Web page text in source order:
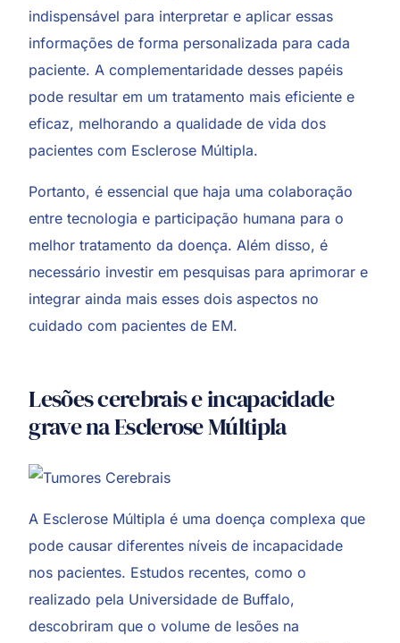
indispensável para interpretar e aplicar essas
informações de forma personalizada para cada
paciente. A complementaridade desses papéis
pode resultar em um tratamento mais eficiente e
eficaz, melhorando a qualidade de vida dos
pacientes com Esclerose Múltipla.
Portanto, é essencial que haja uma colaboração
entre tecnologia e participação humana para o
melhor tratamento da doença. Além disso, é
necessário investir em pesquisas para aprimorar e
integrar ainda mais esses dois aspectos no
cuidado com pacientes de EM.
Lesões cerebrais e incapacidade
grave na Esclerose Múltipla
A Esclerose Múltipla é uma doença complexa que
pode causar diferentes níveis de incapacidade
nos pacientes. Estudos recentes, como o
realizado pela Universidade de Buffalo,
descobriram que o volume de lesões na